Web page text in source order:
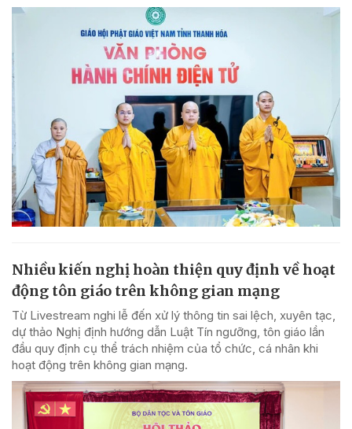
Nhiều kiến nghị hoàn thiện quy định về hoạt
động tôn giáo trên không gian mạng
Từ Livestream nghi lễ đến xử lý thông tin sai lệch, xuyên tạc,
dự thảo Nghị định hướng dẫn Luật Tín ngưỡng, tôn giáo lần
đầu quy định cụ thể trách nhiệm của tổ chức, cá nhân khi
hoạt động trên không gian mạng.